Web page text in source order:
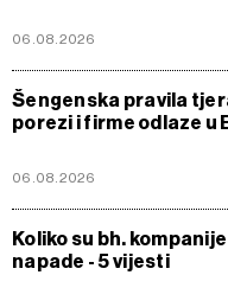
06.08.2026
Šengenska pravila
porezi i firme odlaze u
06.08.2026
Koliko su bh.
napade - 5 vijesti